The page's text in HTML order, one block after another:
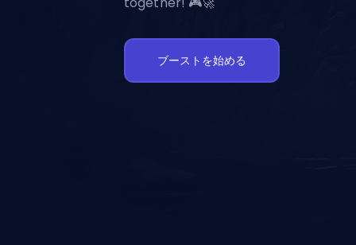
ブーストを始める